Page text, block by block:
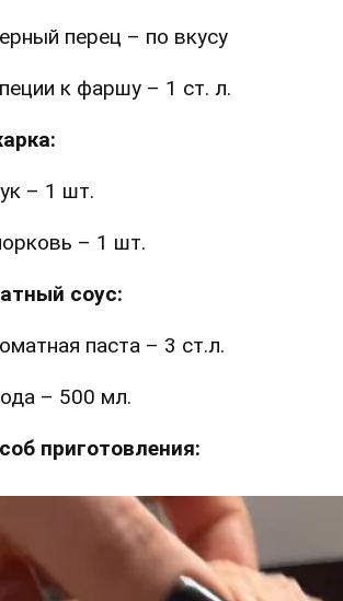
перец – по вкусу
к фаршу – 1 ст. л.
– 1 шт.
– 1 шт.
соус:
паста – 3 ст.л.
– 500 мл.
приготовления: